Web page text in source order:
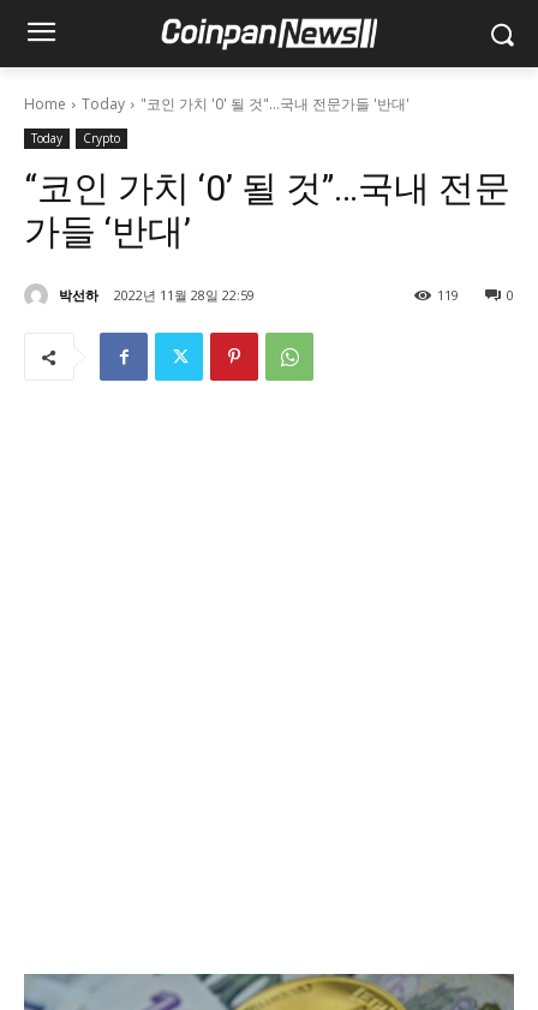
Home Today "코인 가치 '0' 될 것"…국내 전문가들 '반대'
Today Crypto
“코인 가치 ‘0’ 될 것”…국내 전문
가들 ‘반대’
박선하 2022년 11월 28일 22:59 0
119